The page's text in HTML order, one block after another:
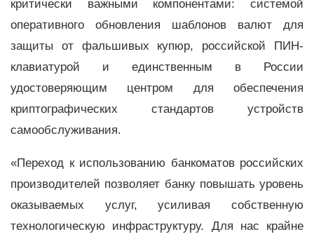
критически важными компонентами: системой
оперативного обновления шаблонов валют для
защиты от фальшивых купюр, российской ПИН-
клавиатурой и единственным в России
удостоверяющим центром для обеспечения
криптографических стандартов устройств
самообслуживания.
«Переход к использованию банкоматов российских
производителей позволяет банку повышать уровень
оказываемых услуг, усиливая собственную
технологическую инфраструктуру. Для нас крайне